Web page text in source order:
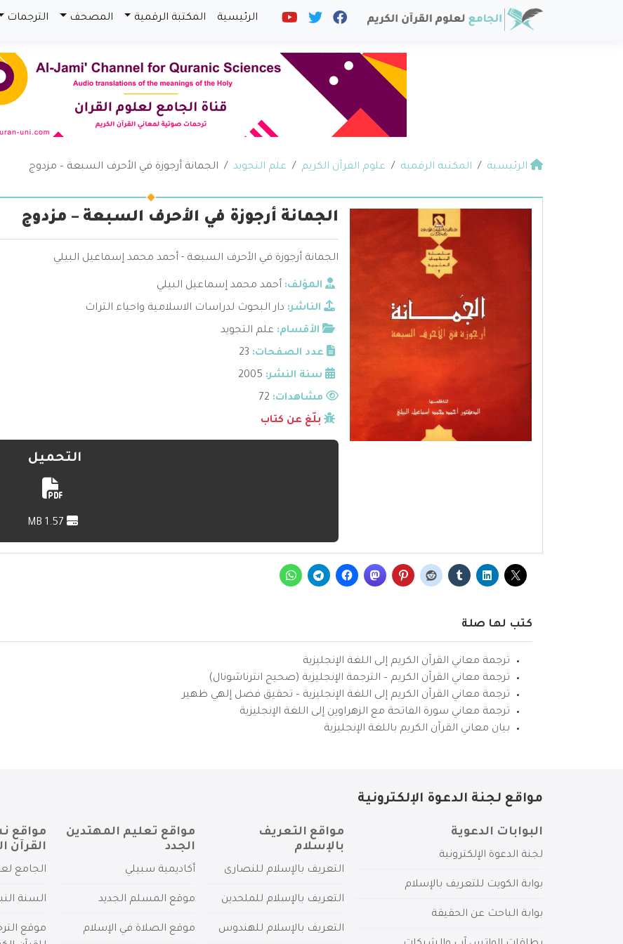
الرئيسية المكتبة الرقمية المصحف الترجمات
الرئيسية المكتبة الرقمية علوم القرآن الكريم علم التجويد الجمانة أرجوزة في الأحرف السبعة – مزدوج
الجمانة أرجوزة في الأحرف السبعة – مزدوج
الجمانة أرجوزة في الأحرف السبعة - أحمد محمد إسماعيل البيلي
المؤلف: أحمد محمد إسماعيل البيلي
الناشر: دار البحوث لدراسات الاسلامية واحياء التراث
الأقسام: علم التجويد
عدد الصفحات: 23
سنة النشر: 2005
مشاهدات:
بلّغ عن كتاب
التحميل
كتب لها صلة
ترجمة معاني القرآن الكريم إلى اللغة الإنجليزية
ترجمة معاني القرآن الكريم – الترجمة الإنجليزية (صحيح انترناشونال)
ترجمة معاني القرآن الكريم إلى اللغة الإنجليزية – تحقيق فضل إلهي ظهير
ترجمة معاني سورة الفاتحة مع الزهراوين إلى اللغة الإنجليزية
بيان معاني القرآن الكريم باللغة الإنجليزية
مواقع لجنة الدعوة الإلكترونية
البوابات الدعوية
لجنة الدعوة الإلكترونية
بوابة الكويت للتعريف بالإسلام
بوابة الباحث عن الحقيقة
مواقع التعريف
بالإسلام
التعريف بالإسلام للنصارى
التعريف بالإسلام للملحدين
التعريف بالإسلام للهندوس
مواقع تعليم المهتدين
الجدد
أكاديمية سبيلي
موقع المسلم الجديد
موقع الصلاة في الإسلام
مواقع
القرآن
الجامع
السنة
موقع